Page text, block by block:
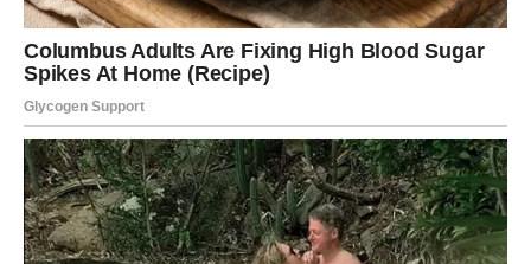
Gledanje fotografija preminulih može biti emocionalno
ispunjujuće ako se praktikuje u pravim okolnostima.
Stručnjaci preporučuju da se slike pregledavaju u
posebnim trenucimaposvećenim sjećanju na te osobe,
poput godišnjica ili posebno emotivnih datuma. Ovakav
pristup može pomoći u održavanju emocionalne
ravnoteže i omogućiti nam da se sjetimo voljenih na
pozitivan način. Ove uspomene ne bi trebale biti izvor